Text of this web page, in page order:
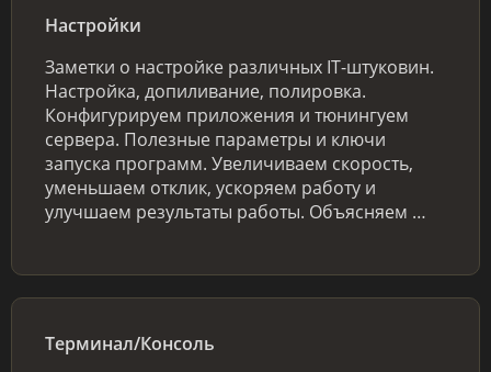
Настройки
Заметки о настройке различных IT-штуковин.
Настройка, допиливание, полировка.
Конфигурируем приложения и тюнингуем
сервера. Полезные параметры и ключи
запуска программ. Увеличиваем скорость,
уменьшаем отклик, ускоряем работу и
улучшаем результаты работы. Объясняем …
Терминал/Консоль